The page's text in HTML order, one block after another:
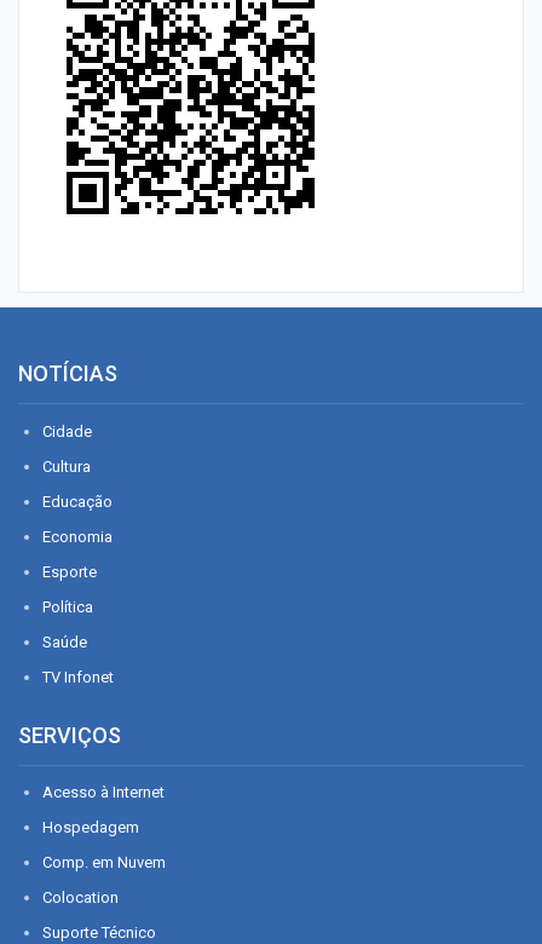
NOTÍCIAS
Cidade
Cultura
Educação
Economia
Esporte
Política
Saúde
TV Infonet
SERVIÇOS
Acesso à Internet
Hospedagem
Comp. em Nuvem
Colocation
Suporte Técnico